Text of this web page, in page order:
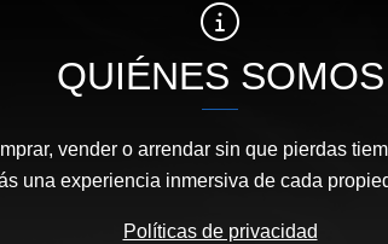
QUIÉNES SOMOS
vender o arrendar sin que pierdas
una experiencia inmersiva de cada
Políticas de privacidad